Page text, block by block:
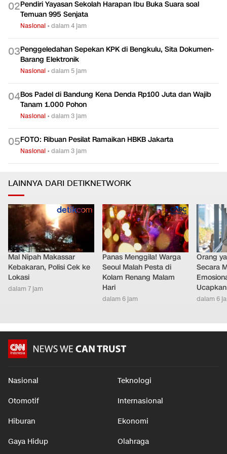
02Pendiri Yayasan Sekolah Harapan Ibu Buka Suara soal
Temuan 995 Senjata
Nasional •dalam 4 jam
03Penggeledahan Sepekan KPK di Bengkulu, Sita Dokumen-
Barang Elektronik
Nasional •dalam 5 jam
04Bos Padel di Bandung Kena Denda Rp100 Juta dan Wajib
Tanam 1.000 Pohon
Nasional •dalam 3 jam
05FOTO: Ribuan Pesilat Ramaikan HBKB Jakarta
Nasional •dalam 3 jam
LAINNYA DARI DETIKNETWORK
Mal Nipah Makassar
Kebakaran, Polisi Cek ke
Lokasi
dalam 7 jam
Panas Menggila! Warga
Seoul Malah Pesta di
Kolam Renang Malam
Hari
dalam 6 jam
Orang
Secara
dalam 6
Nasional Teknologi
Otomotif Internasional
Hiburan Ekonomi
Gaya Hidup Olahraga